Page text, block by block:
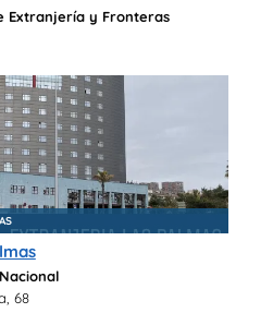
Extranjería y Fronteras
68